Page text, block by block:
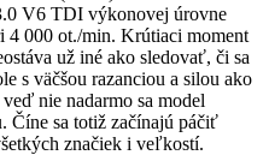
V6 TDI výkonovej úrovne
4 000 ot./min. Krútiaci moment
už iné ako sledovať, či sa
s väčšou razanciou a silou ako
nie nadarmo sa model
Číne sa totiž začínajú páčiť
značiek i veľkostí.